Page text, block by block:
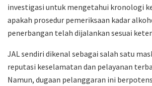
investigasi untuk mengetahui kronologi
apakah prosedur pemeriksaan kadar
penerbangan telah dijalankan sesuai
JAL sendiri dikenal sebagai salah satu
reputasi keselamatan dan pelayanan
Namun, dugaan pelanggaran ini